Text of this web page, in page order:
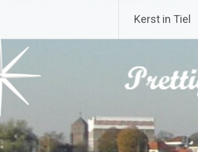
Kerst in Tiel